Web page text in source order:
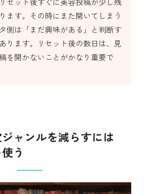
ます。その時にまた開いてしまう
側は「まだ興味がある」と判断す
ります。リセット後の数日は、見
を開かないことがかなり重要で
ャンルを減らすには
う